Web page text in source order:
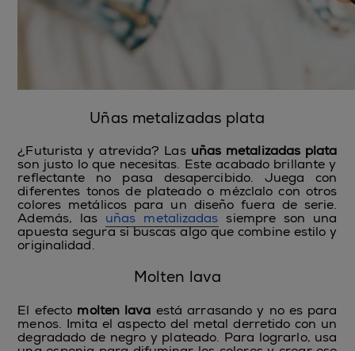
Uñas metalizadas plata
¿Futurista y atrevida? Las uñas metalizadas plata
son justo lo que necesitas. Este acabado brillante y
reflectante no pasa desapercibido. Juega con
diferentes tonos de plateado o mézclalo con otros
colores metálicos para un diseño fuera de serie.
Además, las uñas metalizadas siempre son una
apuesta segura si buscas algo que combine estilo y
originalidad.
Molten lava
El efecto molten lava está arrasando y no es para
menos. Imita el aspecto del metal derretido con un
degradado de negro y plateado. Para lograrlo, usa